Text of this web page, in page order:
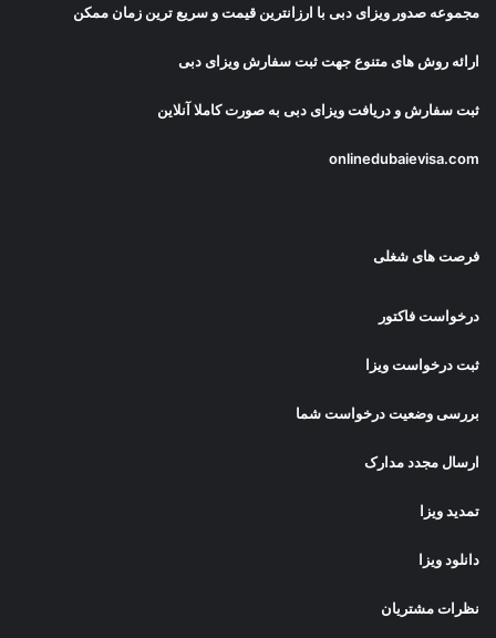
مجموعه صدور ویزای دبی با ارزانترین قیمت و سریع ترین زمان ممکن
ارائه روش های متنوع جهت ثبت سفارش ویزای دبی
ثبت سفارش و دریافتویزای دبی به صورت کاملا آنلاین
onlinedubaievisa.com
فرصت های شغلی
درخواست فاکتور
ثبت درخواست ویزا
بررسی وضعیت درخواست شما
ارسال مجدد مدارک
تمدید ویزا
دانلود ویزا
نظرات مشتریان